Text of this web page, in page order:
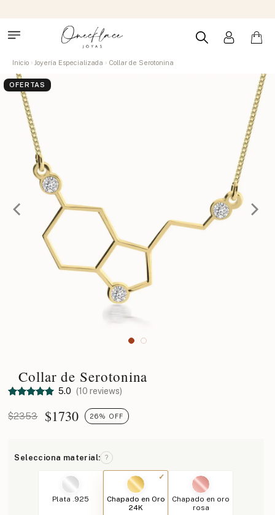
Inicio Joyería Especializada Collar de Serotonina
OFERTAS
Collar de Serotonina
5.0 (10 reviews)
$2353 $1730 26% OFF
Selecciona material: ?
Plata .925
Chapado en Oro
24K
Chapado en oro
rosa